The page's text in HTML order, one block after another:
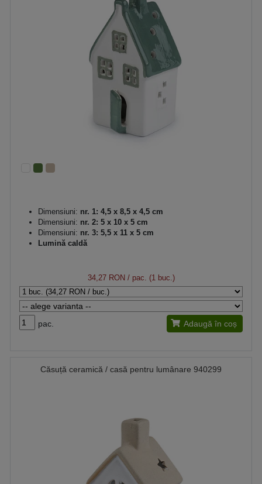
Dimensiuni: nr. 1: 4,5 x 8,5 x 4,5 cm
Dimensiuni: nr. 2: 5 x 10 x 5 cm
Dimensiuni: nr. 3: 5,5 x 11 x 5 cm
Lumină caldă
34,27 RON/ pac. (1 buc.)
pac. Adaugă în coș
Căsuță ceramică / casă pentru lumânare 940299